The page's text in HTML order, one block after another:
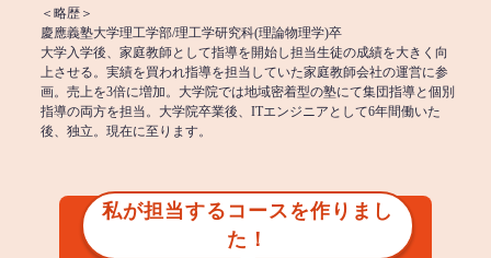
＜略歴＞
慶應義塾大学理工学部/理工学研究科(理論物理学)卒
大学入学後、家庭教師として指導を開始し担当生徒の成績を大きく向
上させる。実績を買われ指導を担当していた家庭教師会社の運営に参
画。売上を3倍に増加。大学院では地域密着型の塾にて集団指導と個別
指導の両方を担当。大学院卒業後、ITエンジニアとして6年間働いた
後、独立。現在に至ります。
私が担当するコースを作りまし
た！